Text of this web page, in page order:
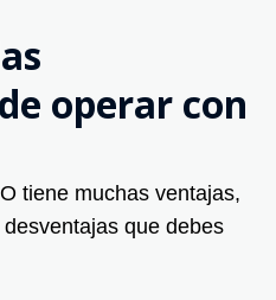
operar con
tiene muchas ventajas,
que debes